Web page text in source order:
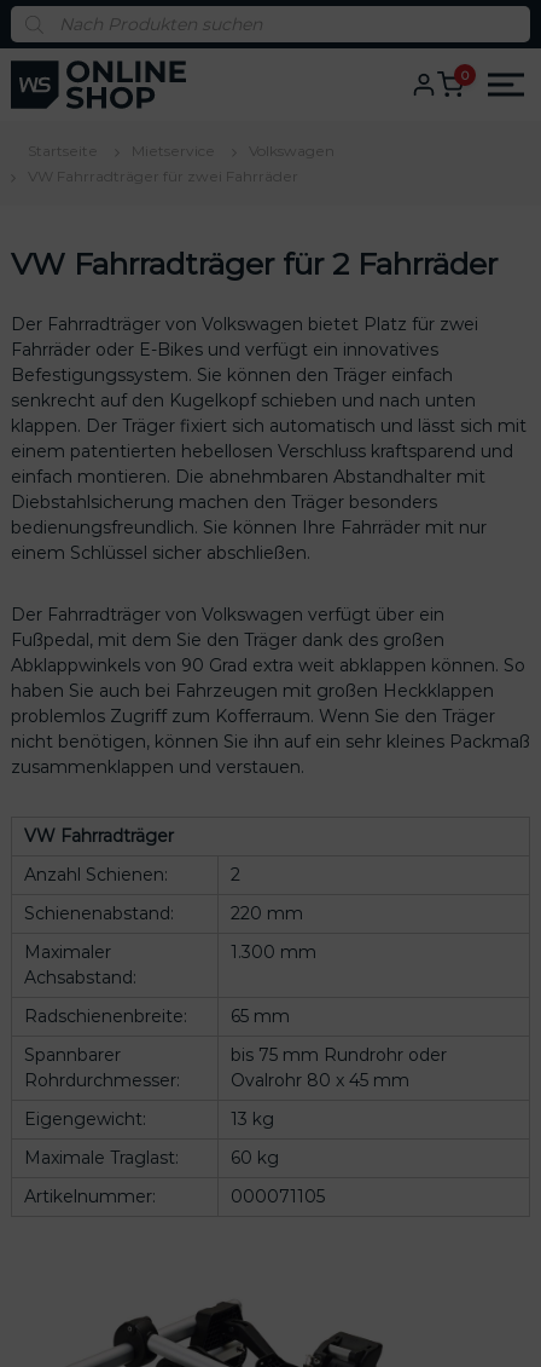
P
o
d
u
t
0
Startseite Mietservice
Volkswagen
VW Fahrradträger für zwei Fahrräder
VW Fahrradträger für 2 Fahrräder
Der Fahrradträger von Volkswagen bietet Platz für zwei
Fahrräder oder E-Bikes und verfügt ein innovatives
Befestigungssystem. Sie können den Träger einfach
senkrecht auf den Kugelkopf schieben und nach unten
klappen. Der Träger fixiert sich automatisch und lässt sich mit
einem patentierten hebellosen Verschluss kraftsparend und
einfach montieren. Die abnehmbaren Abstandhalter mit
Diebstahlsicherung machen den Träger besonders
bedienungsfreundlich. Sie können Ihre Fahrräder mit nur
einem Schlüssel sicher abschließen.
Der Fahrradträger von Volkswagen verfügt über ein
Fußpedal, mit dem Sie den Träger dank des großen
Abklappwinkels von 90 Grad extra weit abklappen können. So
haben Sie auch bei Fahrzeugen mit großen Heckklappen
problemlos Zugriff zum Kofferraum. Wenn Sie den Träger
nicht benötigen, können Sie ihn auf ein sehr kleines Packmaß
zusammenklappen und verstauen.
VW Fahrradträger
Anzahl Schienen:
2
Schienenabstand:
220 mm
Maximaler
Achsabstand:
1.300 mm
Radschienenbreite:
65 mm
Spannbarer
Rohrdurchmesser:
bis 75 mm Rundrohr oder
Ovalrohr 80 x 45 mm
Eigengewicht:
13 kg
Maximale Traglast:
60 kg
Artikelnummer:
000071105